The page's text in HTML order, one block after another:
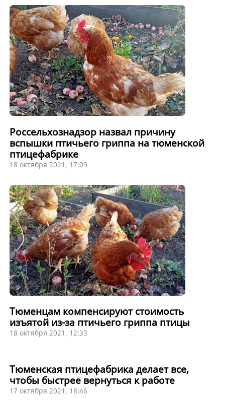
Россельхознадзор назвал причину
вспышки птичьего гриппа на тюменской
птицефабрике
18 октября 2021, 17:09
Тюменцам компенсируют стоимость
изъятой из-за птичьего гриппа птицы
18 октября 2021, 12:33
Тюменская птицефабрика делает все,
чтобы быстрее вернуться к работе
17 октября 2021, 18:46